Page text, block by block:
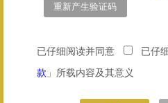
已仔细阅读并同意 已仔
款 」所载内容及其意义